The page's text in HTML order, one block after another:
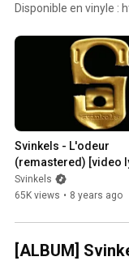
Disponible en vinyle :
Svinkels - L'odeur
(remastered) [video
officielle]
Svinkels
65K views • 8 years ago
[ALBUM]